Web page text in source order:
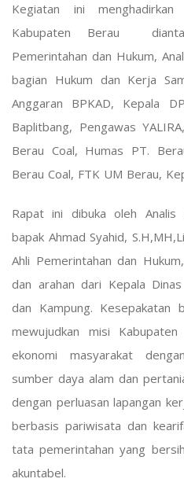
Kegiatan ini
Kabupaten Berau
Pemerintahan dan Hukum,
bagian Hukum dan Kerja
Anggaran BPKAD, Kepala
Baplitbang, Pengawas
Berau Coal, Humas PT.
Berau Coal, FTK UM Berau,
Rapat ini dibuka oleh Analis
bapak Ahmad Syahid,
Ahli Pemerintahan dan
dan arahan dari Kepala
dan Kampung. Kesepakatan
mewujudkan misi
ekonomi masyarakat
sumber daya alam dan
dengan perluasan lapangan
berbasis pariwisata dan
tata pemerintahan yang
akuntabel.